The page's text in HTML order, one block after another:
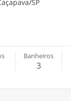
SP
Banheiros
3